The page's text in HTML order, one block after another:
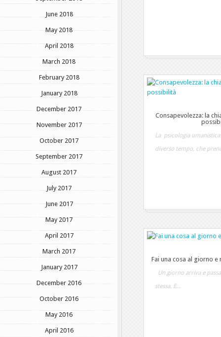
June 2018
May 2018
April 2018
March 2018
February 2018
January 2018
December 2017
November 2017
October 2017
September 2017
August 2017
July 2017
June 2017
May 2017
April 2017
March 2017
January 2017
December 2016
October 2016
May 2016
April 2016
Consapevolezza: la
La psicologia
diverso tempo, che
Fai una cosa al giorno
Un giorno arriva e
stessa. E...